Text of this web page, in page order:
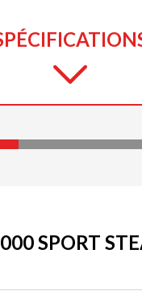
SPORT